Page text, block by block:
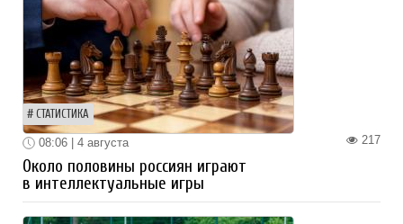
СТАТИСТИКА
217
08:06 | 4 августа
Около половины россиян играют
в интеллектуальные игры